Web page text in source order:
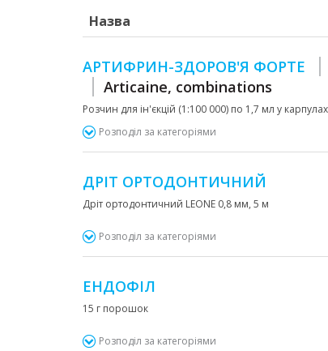
Назва
АРТИФРИН-ЗДОРОВ'Я ФОРТЕ
Articaine, combinations
Розчин для ін'єкцій (1:100 000) по 1,7 мл у
Розподіл за категоріями
ДРІТ ОРТОДОНТИЧНИЙ
Дріт ортодонтичний LEONE 0,8 мм, 5 м
Розподіл за категоріями
ЕНДОФІЛ
15 г порошок
Розподіл за категоріями